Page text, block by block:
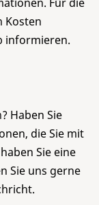
Kosten
informieren.
Haben Sie
die Sie mit
Sie eine
Sie uns gerne